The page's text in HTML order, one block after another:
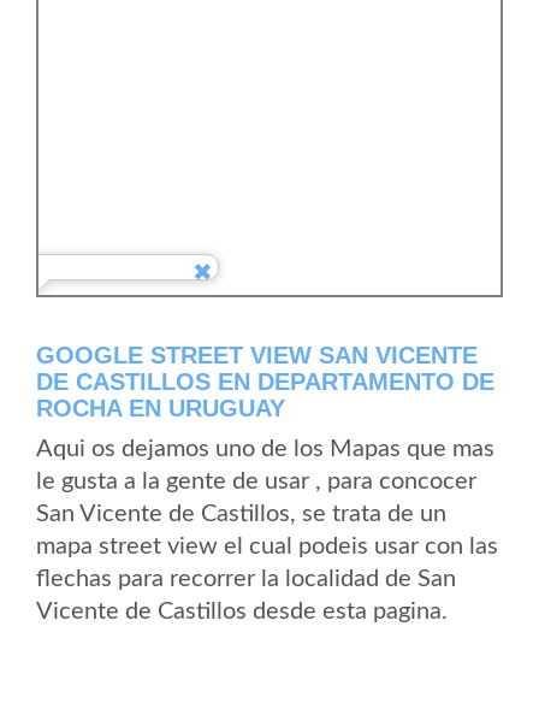
GOOGLE STREET VIEW SAN VICENTE
DE CASTILLOS EN DEPARTAMENTO DE
ROCHA EN URUGUAY
Aqui os dejamos uno de los Mapas que mas
le gusta a la gente de usar , para concocer
San Vicente de Castillos, se trata de un
mapa street view el cual podeis usar con las
flechas para recorrer la localidad de San
Vicente de Castillos desde esta pagina.